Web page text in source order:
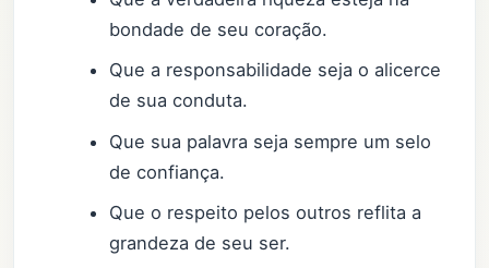
bondade de seu coração.
Que a responsabilidade seja o alicerce
de sua conduta.
Que sua palavra seja sempre um selo
de confiança.
Que o respeito pelos outros reflita a
grandeza de seu ser.